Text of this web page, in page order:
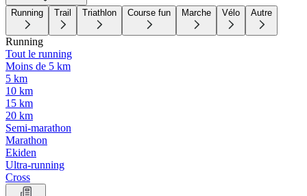
Running Trail Triathlon Course fun Marche Vélo Autre
Running
Tout le running
Moins de 5 km
5 km
10 km
15 km
20 km
Semi-marathon
Marathon
Ekiden
Ultra-running
Cross